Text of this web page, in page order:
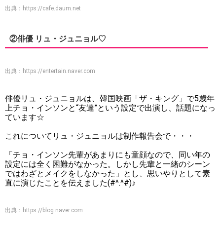
出典： https://cafe.daum.net
②俳優 リュ・ジュニョル♡
出典： https://entertain.naver.com
俳優リュ・ジュニョルは、韓国映画「ザ・キング」で5歳年
上チョ・インソンと“友達”という設定で出演し、話題になっ
ています☆
これについてリュ・ジュニョルは制作報告会で・・・
「チョ・インソン先輩があまりにも童顔なので、同い年の
設定には全く困難がなかった。しかし先輩と一緒のシーン
ではわざとメイクをしなかった」とし、思いやりとして素
直に演じたことを伝えました(#^.^#)♪
出典： https://blog.naver.com